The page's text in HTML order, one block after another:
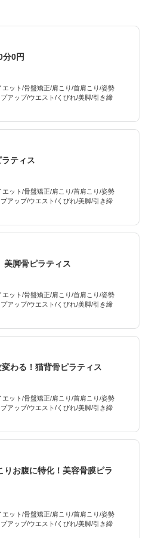
0円
ット/骨盤矯正/肩こり/首肩こり/姿勢
アップ/ウエスト/くびれ/美脚/引き締
ラティス
ット/骨盤矯正/肩こり/首肩こり/姿勢
アップ/ウエスト/くびれ/美脚/引き締
美脚骨ピラティス
ット/骨盤矯正/肩こり/首肩こり/姿勢
アップ/ウエスト/くびれ/美脚/引き締
変わる！猫背骨ピラティス
ット/骨盤矯正/肩こり/首肩こり/姿勢
アップ/ウエスト/くびれ/美脚/引き締
りお腹に特化！美容骨膜ピラ
ット/骨盤矯正/肩こり/首肩こり/姿勢
アップ/ウエスト/くびれ/美脚/引き締